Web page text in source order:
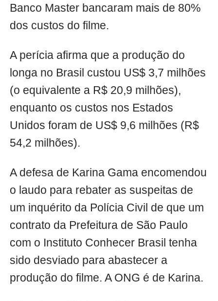
Banco Master bancaram mais de 80%
dos custos do filme.
A perícia afirma que a produção do
longa no Brasil custou US$ 3,7 milhões
(o equivalente a R$ 20,9 milhões),
enquanto os custos nos Estados
Unidos foram de US$ 9,6 milhões (R$
54,2 milhões).
A defesa de Karina Gama encomendou
o laudo para rebater as suspeitas de
um inquérito da Polícia Civil de que um
contrato da Prefeitura de São Paulo
com o Instituto Conhecer Brasil tenha
sido desviado para abastecer a
produção do filme. A ONG é de Karina.